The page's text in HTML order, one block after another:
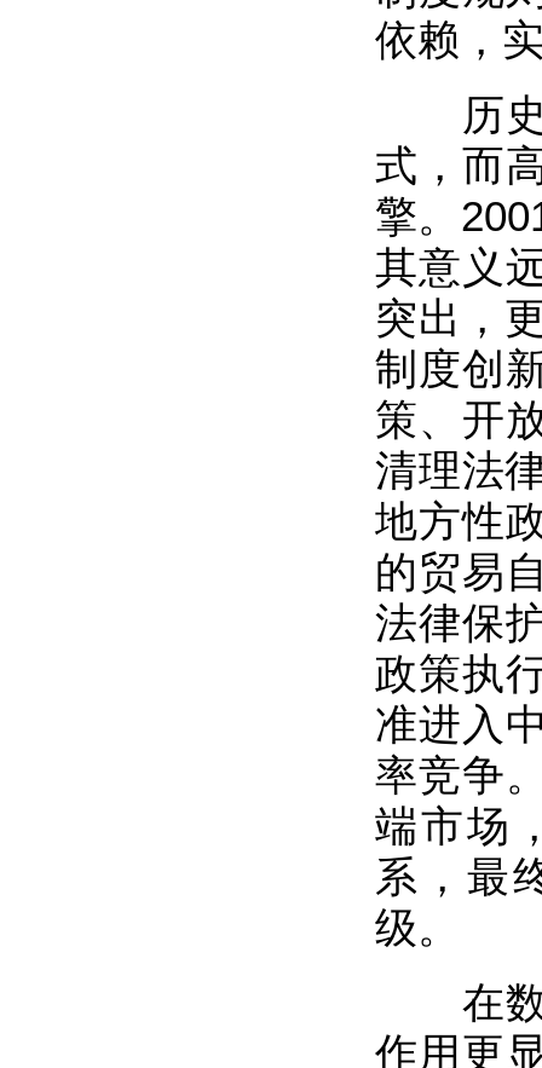
依赖，
历史
式，而
擎。
其意义
突出，
制度创
策、开
清理法
地方性
的贸易
法律保
政策执
准进入
率竞争
端市场
系，最
级。
在数
作用更